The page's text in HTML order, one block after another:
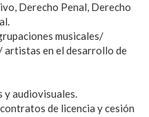
Derecho Penal, Derecho
musicales/
en el desarrollo de
y audiovisuales.
de licencia y cesión